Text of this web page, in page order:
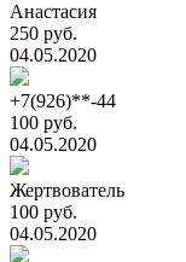
Анастасия
250 руб.
04.05.2020
+7(926)**-44
100 руб.
04.05.2020
Жертвователь
100 руб.
04.05.2020